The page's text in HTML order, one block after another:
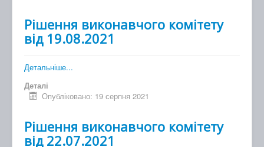
Рішення виконавчого комітету
від 19.08.2021
Детальніше...
Деталі
Опубліковано: 19 серпня 2021
Рішення виконавчого комітету
від 22.07.2021